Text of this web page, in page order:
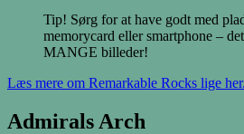
Tip! Sørg for at have godt med
memorycard eller smartphone –
MANGE billeder!
Læs mere om Remarkable Rocks lige her.
Admirals Arch